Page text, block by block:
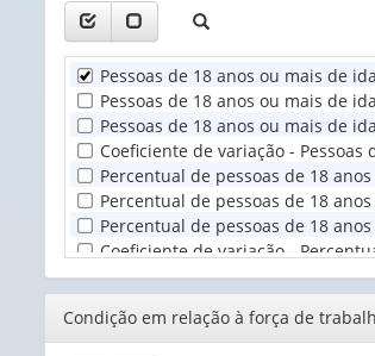
Pessoas de 18 anos ou mais de
Pessoas de 18 anos ou mais de
Pessoas de 18 anos ou mais de
Coeficiente de variação -
Percentual de pessoas de 18
Percentual de pessoas de 18
Percentual de pessoas de 18
Coeficiente de variação -
Editor
Condição em relação à força de